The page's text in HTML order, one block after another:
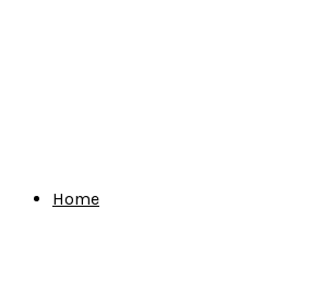
Home